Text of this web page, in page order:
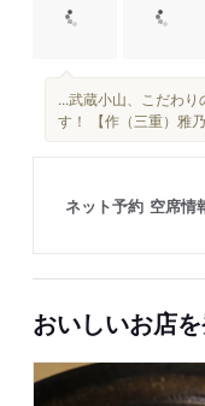
...武蔵小山、こだわり
す！ 【作（三重）雅
ネット予約 空席情
おいしいお店